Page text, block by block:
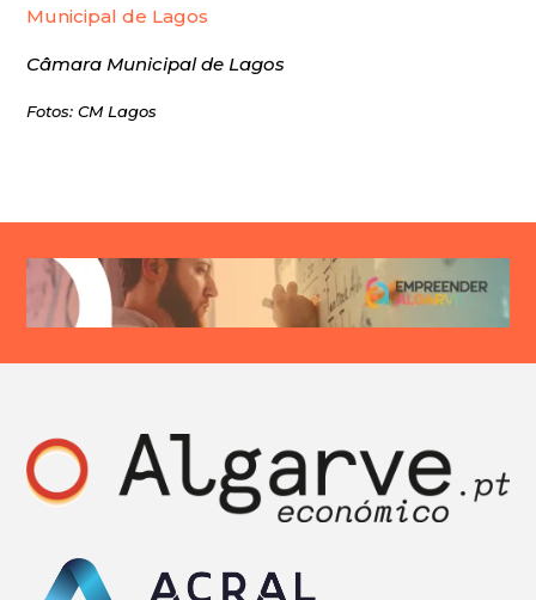
Municipal de Lagos
Câmara Municipal de Lagos
Fotos: CM Lagos